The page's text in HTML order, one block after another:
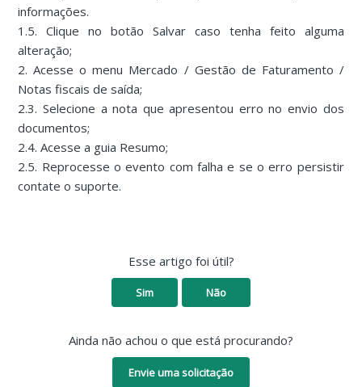
informações.
1.5. Clique no botão Salvar caso tenha feito alguma
alteração;
2. Acesse o menu Mercado / Gestão de Faturamento /
Notas fiscais de saída;
2.3. Selecione a nota que apresentou erro no envio dos
documentos;
2.4. Acesse a guia Resumo;
2.5. Reprocesse o evento com falha e se o erro persistir
contate o suporte.
Esse artigo foi útil?
Sim Não
Ainda não achou o que está procurando?
Envie uma solicitação